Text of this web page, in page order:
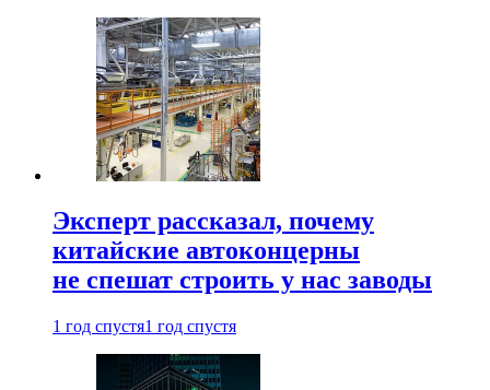
Эксперт рассказал, почему
китайские автоконцерны
не спешат строить у нас заводы
1 год спустя1 год спустя